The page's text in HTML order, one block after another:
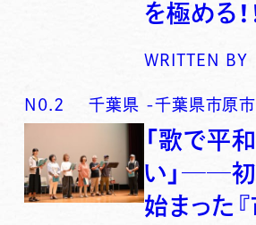
を極める！
WRITTEN BY
N0. 2 千葉県 -千葉県市原市
「歌で平
い」──初
始まった